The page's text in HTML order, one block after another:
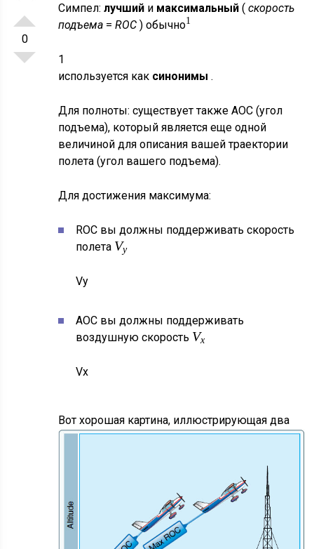
0
Симпел:лучший и максимальный(скорость
подъема =ROC) обычно1
1
используется как синонимы.
Для полноты: существует также AOC (угол
подъема), который является еще одной
величиной для описания вашей траектории
полета (угол вашего подъема).
Для достижения максимума:
ROC вы должны поддерживать скорость
полета Vy
Vy
AOC вы должны поддерживать
воздушную скорость Vx
Vx
Вот хорошая картина, иллюстрирующая два